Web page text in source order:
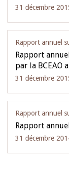
31 décembre
Rapport annuel
Rapport
par la BCEAO
31 décembre
Rapport annuel
Rapport
31 décembre